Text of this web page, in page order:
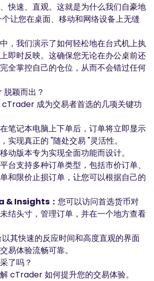
快速、直观。这就是为什么我们自豪地
让您在桌面、移动和网络设备上无缝
，我们演示了如何轻松地在台式机上执
即时反映。这确保您无论在办公桌前还
全掌控自己的仓位，从而不会错过任何
颖而出？
成为交易者首选的几项关键功
在笔记本电脑上下单后，订单将立即显示
实现真正的 "随处交易 "灵活性。
移动版本专为实现全面功能而设计。
平台支持多种订单类型，包括市价订单、
和限价止损订单，让您可以根据自己的
& Insights： 您可以访问首选货币对
结头寸，管理订单，并在一个地方查看
其快速的反应时间和高度直观的界面
易体验流畅可靠。
了吗？
解 cTrader 如何提升您的交易体验。